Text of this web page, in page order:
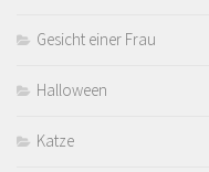
Gesicht einer Frau
Halloween
Katze